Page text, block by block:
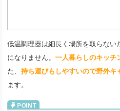
低温調理器は細長く場所を取らない
になりません。 一人暮らしのキッチ
た、 持ち運びもしやすいので野外キ
ます。